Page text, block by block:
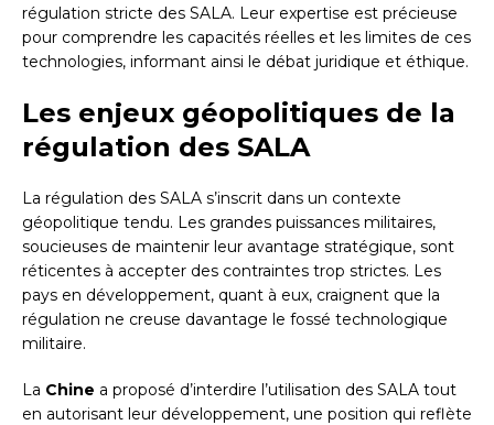
régulation stricte des SALA. Leur expertise est précieuse
pour comprendre les capacités réelles et les limites de ces
technologies, informant ainsi le débat juridique et éthique.
Les enjeux géopolitiques de la
régulation des SALA
La régulation des SALA s’inscrit dans un contexte
géopolitique tendu. Les grandes puissances militaires,
soucieuses de maintenir leur avantage stratégique, sont
réticentes à accepter des contraintes trop strictes. Les
pays en développement, quant à eux, craignent que la
régulation ne creuse davantage le fossé technologique
militaire.
La Chine a proposé d’interdire l’utilisation des SALA tout
en autorisant leur développement, une position qui reflète